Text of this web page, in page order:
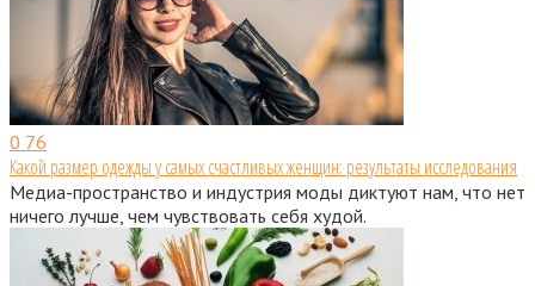
0 76
Какой размер одежды у самых счастливых женщин: результаты исследования
Медиа-пространство и индустрия моды диктуют нам, что нет
ничего лучше, чем чувствовать себя худой.